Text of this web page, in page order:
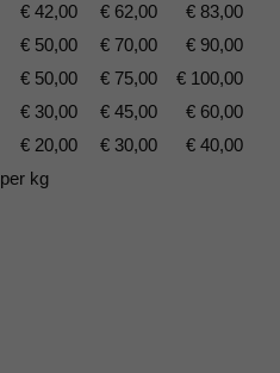
€ 42,00 € 62,00
€ 83,00
€ 50,00 € 70,00
€ 90,00
€ 50,00 € 75,00
€ 100,00
€ 30,00 € 45,00
€ 60,00
€ 20,00 € 30,00
€ 40,00
per kg